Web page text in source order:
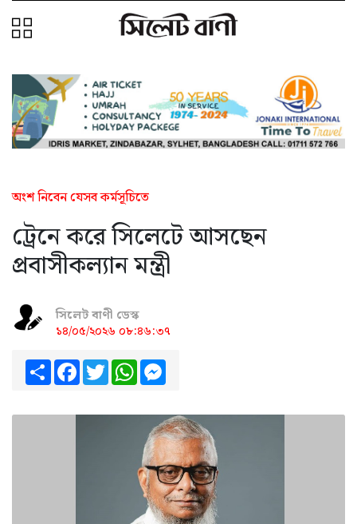
অংশ নিবেন যেসব কর্মসূচিতে
ট্রেনে করে সিলেটে আসছেন
প্রবাসীকল্যান মন্ত্রী
সিলেট বাণী ডেস্ক
১৪/০৫/২০২৬ ০৮:৪৬:৩৭
ShareFacebook
TwitterWhatsApp